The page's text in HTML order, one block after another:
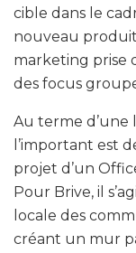
cible dans le
nouveau
marketing prise
des focus
Au terme d’une
l’important est
projet d’un
Pour Brive, il
locale des
créant un mur